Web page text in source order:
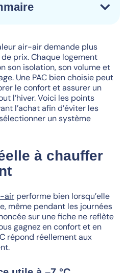
air-air demande plus
prix. Chaque logement
son isolation, son volume et
Une PAC bien choisie peut
le confort et assurer un
l’hiver. Voici les points
l’achat afin d’éviter les
un système
à chauffer
air performe bien lorsqu’elle
même pendant les journées
sur une fiche ne reflète
gagnez en confort et en
répond réellement aux